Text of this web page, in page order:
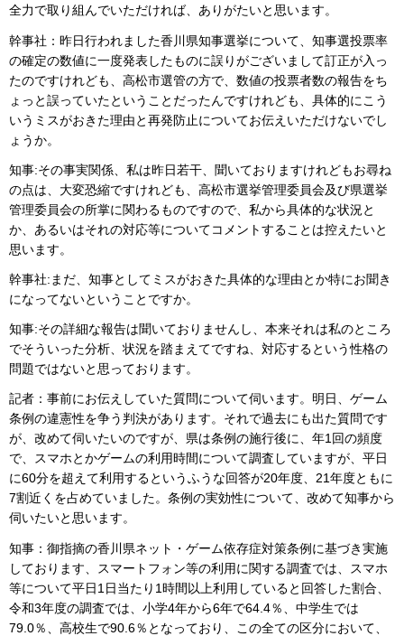
全力で取り組んでいただければ、ありがたいと思います。
幹事社：昨日行われました香川県知事選挙について、知事選投票率
の確定の数値に一度発表したものに誤りがございまして訂正が入っ
たのですけれども、高松市選管の方で、数値の投票者数の報告をち
ょっと誤っていたということだったんですけれども、具体的にこう
いうミスがおきた理由と再発防止についてお伝えいただけないでし
ょうか。
知事:その事実関係、私は昨日若干、聞いておりますけれどもお尋ね
の点は、大変恐縮ですけれども、高松市選挙管理委員会及び県選挙
管理委員会の所掌に関わるものですので、私から具体的な状況と
か、あるいはそれの対応等についてコメントすることは控えたいと
思います。
幹事社:まだ、知事としてミスがおきた具体的な理由とか特にお聞き
になってないということですか。
知事:その詳細な報告は聞いておりませんし、本来それは私のところ
でそういった分析、状況を踏まえてですね、対応するという性格の
問題ではないと思っております。
記者：事前にお伝えしていた質問について伺います。明日、ゲーム
条例の違憲性を争う判決があります。それで過去にも出た質問です
が、改めて伺いたいのですが、県は条例の施行後に、年1回の頻度
で、スマホとかゲームの利用時間について調査していますが、平日
に60分を超えて利用するというふうな回答が20年度、21年度ともに
7割近くを占めていました。条例の実効性について、改めて知事から
伺いたいと思います。
知事：御指摘の香川県ネット・ゲーム依存症対策条例に基づき実施
しております、スマートフォン等の利用に関する調査では、スマホ
等について平日1日当たり1時間以上利用していると回答した割合、
令和3年度の調査では、小学4年から6年で64.4％、中学生では
79.0％、高校生で90.6％となっており、この全ての区分において、